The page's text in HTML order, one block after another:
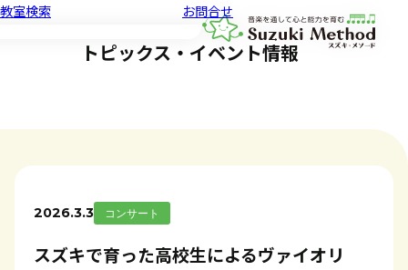
音楽教室スズキ・メソード | 公益
教室検索 お問合せ
トピックス・イベント情報
2026.3.3 コンサート
スズキで育った高校生によるヴァイオリ